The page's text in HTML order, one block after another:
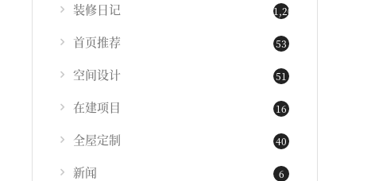
装修日记 1,202
首页推荐 53
空间设计 51
在建项目 16
全屋定制 40
新闻 6